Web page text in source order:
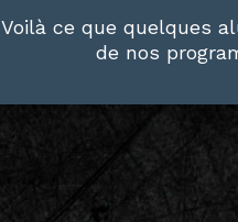
Voilà ce que quelques
de nos